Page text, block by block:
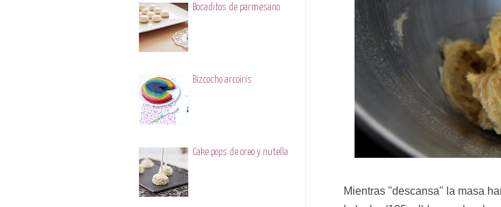
Mientras "descansa" la masa
Bocaditos de parmesano
Bizcocho arcoiris
Cake pops de oreo y nutella